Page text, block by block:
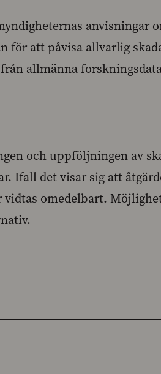
anvisningar
för att påvisa allvarlig
allmänna
och uppföljningen av
Ifall det visar sig att
vidtas omedelbart.